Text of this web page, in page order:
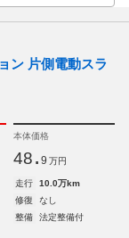
ン 片側電動スラ
本体価格
48. 9 万円
走行
10.0万km
修復
なし
整備
法定整備付